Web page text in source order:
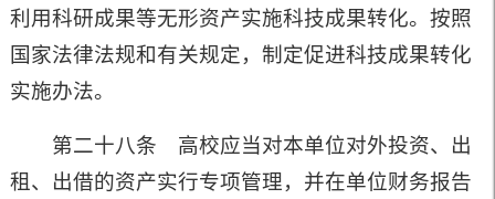
利用科研成果等无形资产实施科技成果转化。按照
国家法律法规和有关规定，制定促进科技成果转化
实施办法。
第二十八条 高校应当对本单位对外投资、出
租、出借的资产实行专项管理，并在单位财务报告